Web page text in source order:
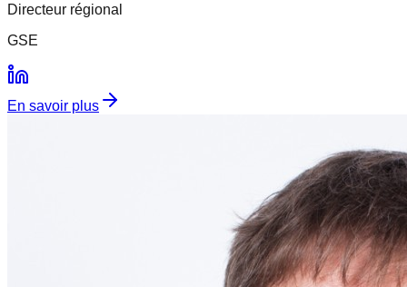
Directeur régional
GSE
En savoir plus